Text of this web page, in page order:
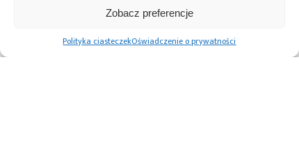
Zobacz preferencje
Polityka ciasteczekOświadczenie o prywatności
rolę może odegrać
w europejskim
i filmy
robotów Balance
wyraźnego
generowanych